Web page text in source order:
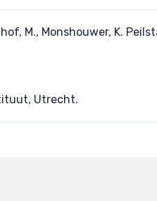
M., Monshouwer, K.
Utrecht.